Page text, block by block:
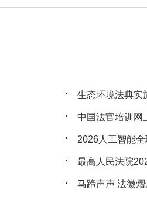
生态环境法典实
中国法官培训网
2026人工智能
最高人民法院
马蹄声声 法徽